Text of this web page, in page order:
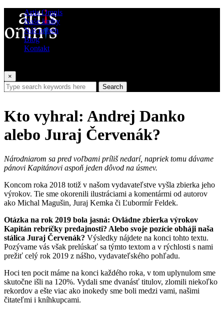
Artis Omnis
Naše knihy
Náš príbeh
Blog
Kontakt
×
Search
Kto vyhral: Andrej Danko
alebo Juraj Červenák?
Národniarom sa pred voľbami príliš nedarí, napriek tomu dávame
pánovi Kapitánovi aspoň jeden dôvod na úsmev.
Koncom roka 2018 totiž v našom vydavateľstve vyšla zbierka jeho
výrokov. Tie sme okorenili ilustráciami a komentármi od autorov
ako Michal Magušin, Juraj Kemka či Ľubormír Feldek.
Otázka na rok 2019 bola jasná: Ovládne zbierka výrokov
Kapitán rebríčky predajnosti? Alebo svoje pozície obháji naša
stálica Juraj Červenák? Výsledky nájdete na konci tohto textu.
Pozývame vás však prelúskať sa týmto textom a v rýchlosti s nami
prežiť celý rok 2019 z nášho, vydavateľského pohľadu.
Hoci ten pocit máme na konci každého roka, v tom uplynulom sme
skutočne išli na 120%. Vydali sme dvanásť titulov, zlomili niekoľko
rekordov a ešte viac ako inokedy sme boli medzi vami, našimi
čitateľmi i kníhkupcami.